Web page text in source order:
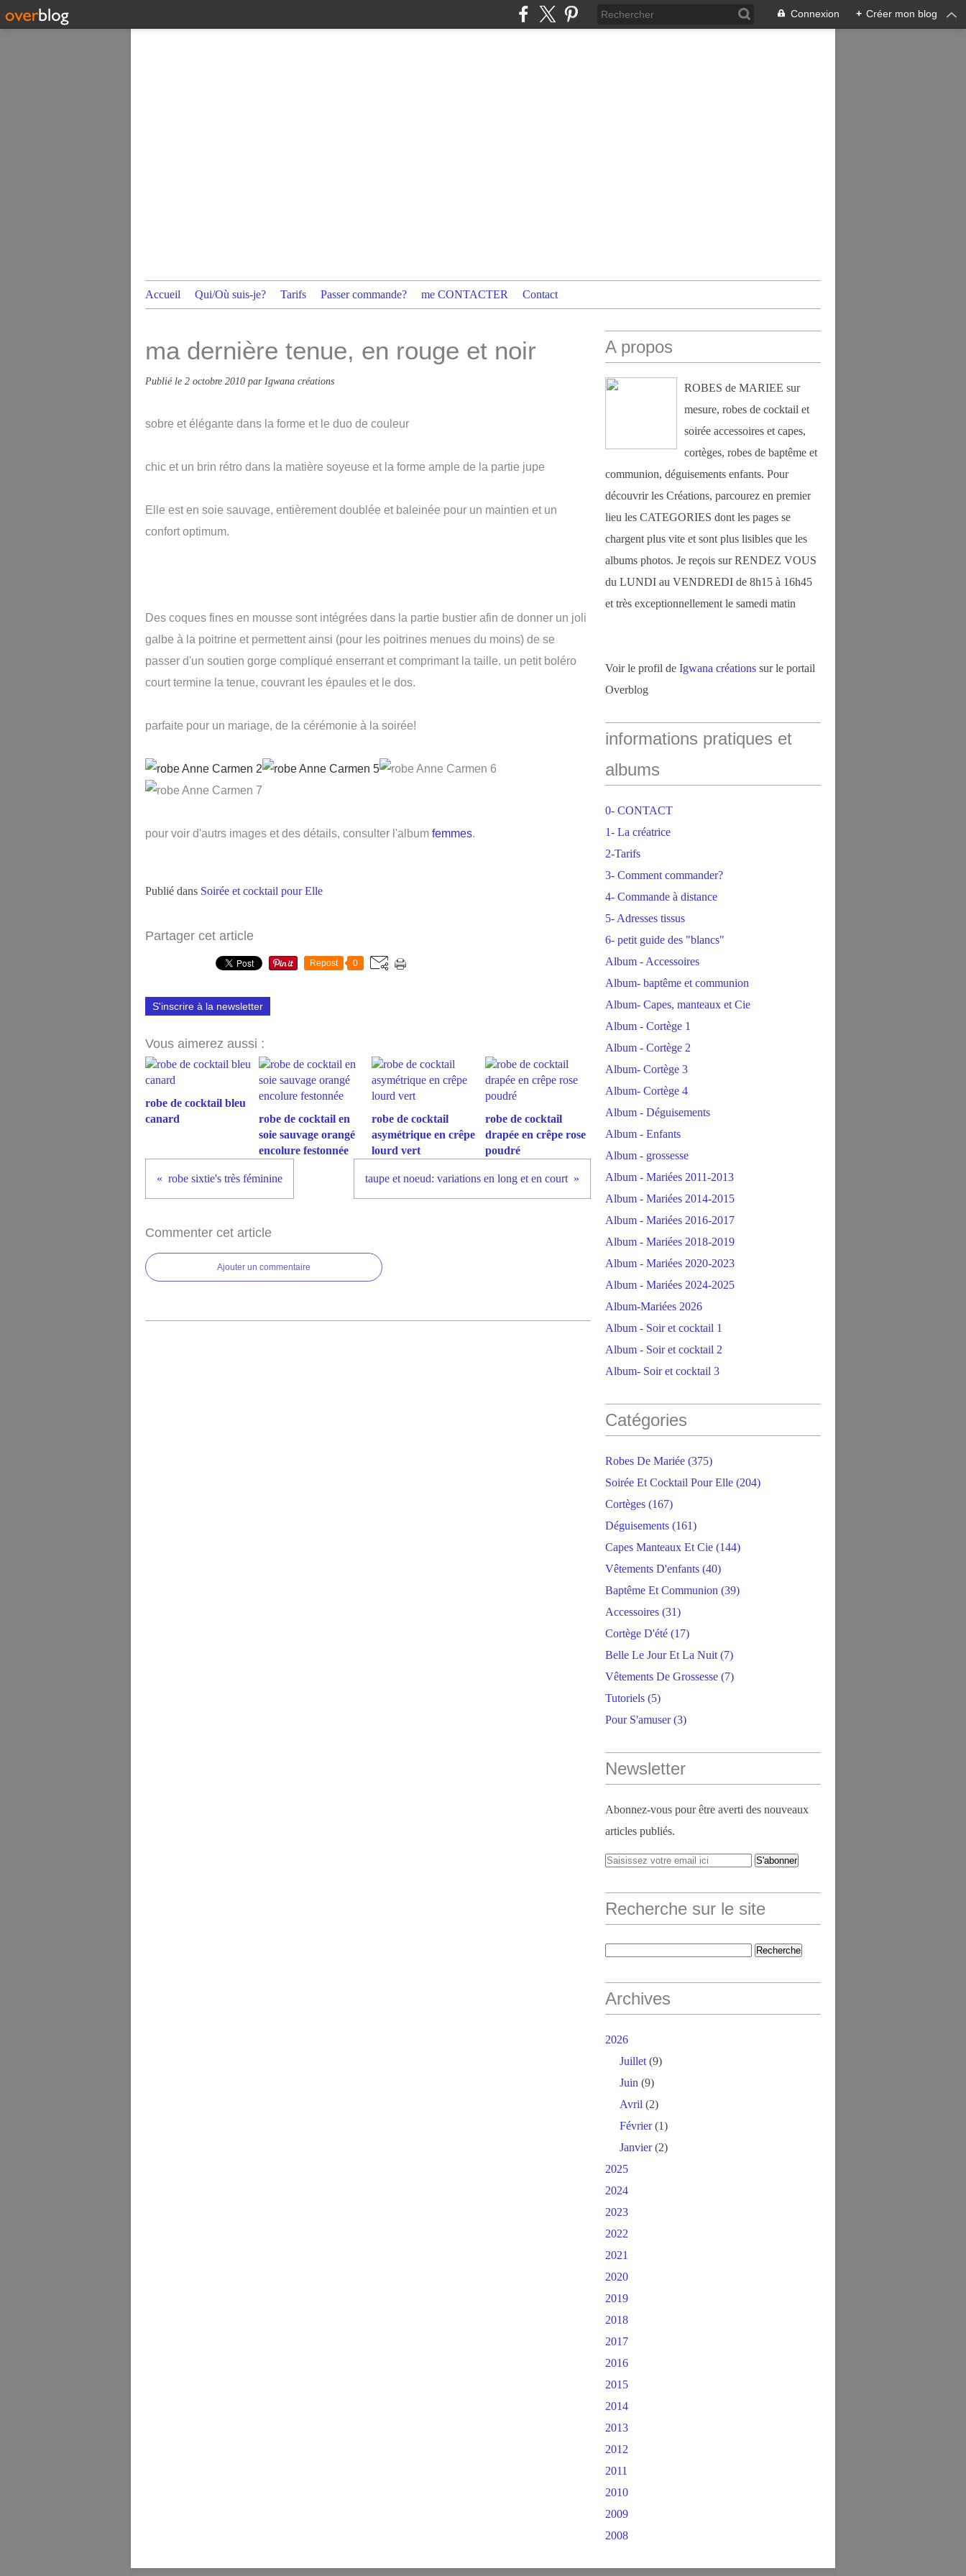
Connexion + Créer mon blog
Accueil Qui/Où suis-je? Tarifs Passer commande? me CONTACTER Contact
ma dernière tenue, en rouge et noir
Publié le 2 octobre 2010 par Igwana créations
sobre et élégante dans la forme et le duo de couleur
chic et un brin rétro dans la matière soyeuse et la forme ample de la partie jupe
Elle est en soie sauvage, entièrement doublée et baleinée pour un maintien et un
confort optimum.
Des coques fines en mousse sont intégrées dans la partie bustier afin de donner un joli
galbe à la poitrine et permettent ainsi (pour les poitrines menues du moins) de se
passer d'un soutien gorge compliqué enserrant et comprimant la taille. un petit boléro
court termine la tenue, couvrant les épaules et le dos.
parfaite pour un mariage, de la cérémonie à la soirée!
pour voir d'autrs images et des détails, consulter l'album femmes.
Publié dans Soirée et cocktail pour Elle
Partager cet article
Repost 0
S'inscrire à la newsletter
Vous aimerez aussi :
robe de cocktail bleu
canard
robe de cocktail en
soie sauvage orangé
encolure festonnée
robe de cocktail
asymétrique en crêpe
lourd vert
robe de cocktail
drapée en crêpe rose
poudré
robe sixtie's très féminine taupe et noeud: variations en long et en court
Commenter cet article
Ajouter un commentaire
A propos
ROBES de MARIEE sur
mesure, robes de cocktail et
soirée accessoires et capes,
cortèges, robes de baptême et
communion, déguisements enfants. Pour
découvrir les Créations, parcourez en premier
lieu les CATEGORIES dont les pages se
chargent plus vite et sont plus lisibles que les
albums photos. Je reçois sur RENDEZ VOUS
du LUNDI au VENDREDI de 8h15 à 16h45
et très exceptionnellement le samedi matin
Voir le profil de Igwana créations sur le portail
Overblog
informations pratiques et
albums
0- CONTACT
1- La créatrice
2-Tarifs
3- Comment commander?
4- Commande à distance
5- Adresses tissus
6- petit guide des "blancs"
Album - Accessoires
Album- baptême et communion
Album- Capes, manteaux et Cie
Album - Cortège 1
Album - Cortège 2
Album- Cortège 3
Album- Cortège 4
Album - Déguisements
Album - Enfants
Album - grossesse
Album - Mariées 2011-2013
Album - Mariées 2014-2015
Album - Mariées 2016-2017
Album - Mariées 2018-2019
Album - Mariées 2020-2023
Album - Mariées 2024-2025
Album-Mariées 2026
Album - Soir et cocktail 1
Album - Soir et cocktail 2
Album- Soir et cocktail 3
Catégories
Robes De Mariée (375)
Soirée Et Cocktail Pour Elle (204)
Cortèges (167)
Déguisements (161)
Capes Manteaux Et Cie (144)
Vêtements D'enfants (40)
Baptême Et Communion (39)
Accessoires (31)
Cortège D'été (17)
Belle Le Jour Et La Nuit (7)
Vêtements De Grossesse (7)
Tutoriels (5)
Pour S'amuser(3)
Newsletter
Abonnez-vous pour être averti des nouveaux
articles publiés.
Recherche sur le site
Archives
2026
Juillet (9)
Juin (9)
Avril (2)
Février(1)
Janvier(2)
2025
2024
2023
2022
2021
2020
2019
2018
2017
2016
2015
2014
2013
2012
2011
2010
2009
2008